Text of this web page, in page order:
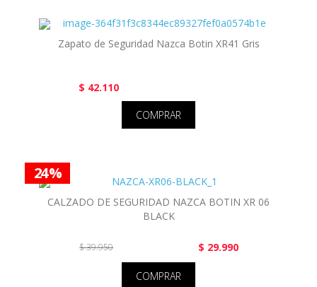
Zapato de Seguridad Nazca Botin XR41 Gris
$ 42.110
COMPRAR
24 %
CALZADO DE SEGURIDAD NAZCA BOTIN XR 06
BLACK
$ 39.950 $ 29.990
COMPRAR